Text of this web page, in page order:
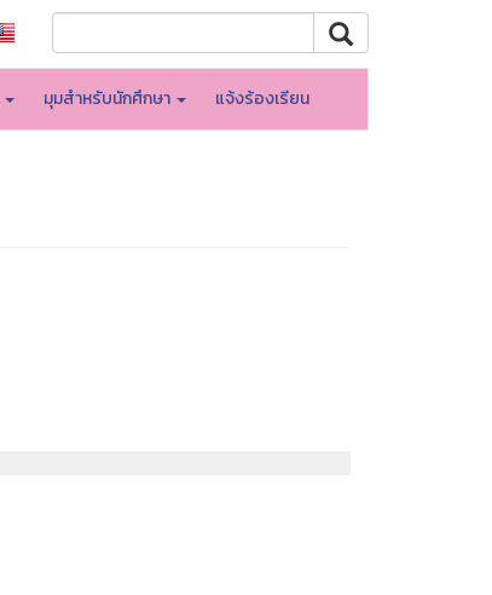
มุมสำหรับนักศึกษา แจ้งร้องเรียน